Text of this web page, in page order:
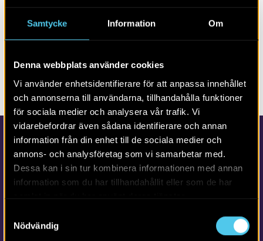
Samtycke Information Om
Denna webbplats använder cookies
Vi använder enhetsidentifierare för att anpassa innehållet
och annonserna till användarna, tillhandahålla funktioner
för sociala medier och analysera vår trafik. Vi
vidarebefordrar även sådana identifierare och annan
information från din enhet till de sociala medier och
annons- och analysföretag som vi samarbetar med.
Dessa kan i sin tur kombinera informationen med annan
information som du har tillhandahållit eller som de har
Nödvändig
Östra berget i Påljungshage